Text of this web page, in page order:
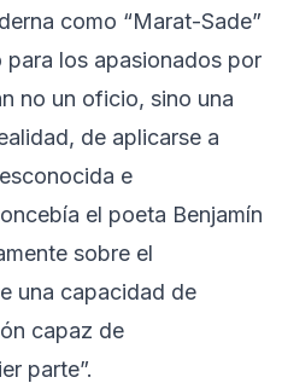
como “Marat-Sade”
los apasionados por
no un oficio, sino una
de aplicarse a
e
el poeta Benjamín
sobre el
una capacidad de
capaz de
parte”.